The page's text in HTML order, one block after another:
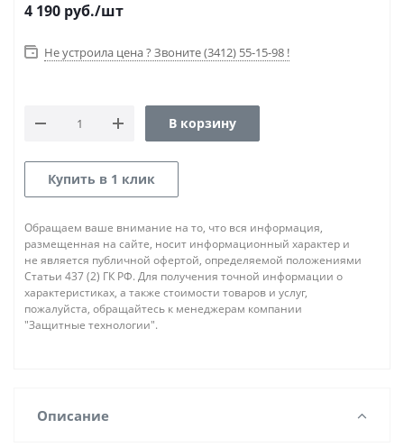
4 190 руб./шт
Не устроила цена ? Звоните (3412) 55-15-98 !
В корзину
Купить в 1 клик
Обращаем ваше внимание на то, что вся информация,
размещенная на сайте, носит информационный характер и
не является публичной офертой, определяемой положениями
Статьи 437 (2) ГК РФ. Для получения точной информации о
характеристиках, а также стоимости товаров и услуг,
пожалуйста, обращайтесь к менеджерам компании
"Защитные технологии".
Описание